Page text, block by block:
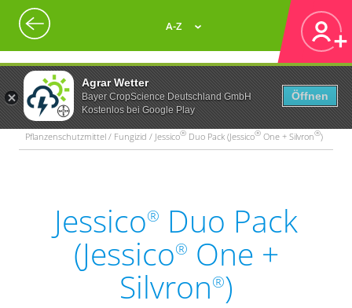
Agrar Wetter
Bayer CropScience Deutschland GmbH
Kostenlos bei Google Play
Öffnen
A-Z
Pflanzenschutzmittel / Fungizid / Jessico® Duo Pack (Jessico® One + Silvron®)
Jessico® Duo Pack
(Jessico® One +
Silvron®)